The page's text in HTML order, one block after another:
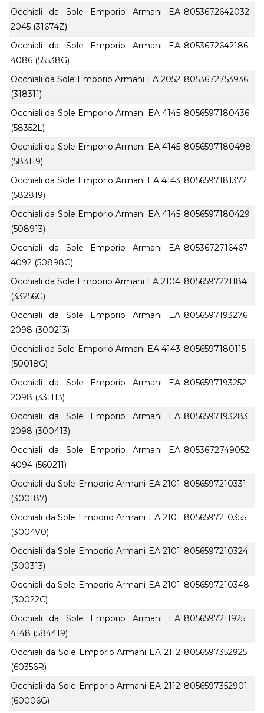
Occhiali da Sole Emporio Armani EA
2045 (31674Z)
8053672642032
Occhiali da Sole Emporio Armani EA
4086 (55538G)
8053672642186
Occhiali da Sole Emporio Armani EA 2052
(318311)
8053672753936
Occhiali da Sole Emporio Armani EA 4145
(58352L)
8056597180436
Occhiali da Sole Emporio Armani EA 4145
(583119)
8056597180498
Occhiali da Sole Emporio Armani EA 4143
(582819)
8056597181372
Occhiali da Sole Emporio Armani EA 4145
(508913)
8056597180429
Occhiali da Sole Emporio Armani EA
4092 (50898G)
8053672716467
Occhiali da Sole Emporio Armani EA 2104
(33256G)
8056597221184
Occhiali da Sole Emporio Armani EA
2098 (300213)
8056597193276
Occhiali da Sole Emporio Armani EA 4143
(50018G)
8056597180115
Occhiali da Sole Emporio Armani EA
2098 (331113)
8056597193252
Occhiali da Sole Emporio Armani EA
2098 (300413)
8056597193283
Occhiali da Sole Emporio Armani EA
4094 (560211)
8053672749052
Occhiali da Sole Emporio Armani EA 2101
(300187)
8056597210331
Occhiali da Sole Emporio Armani EA 2101
(3004V0)
8056597210355
Occhiali da Sole Emporio Armani EA 2101
(300313)
8056597210324
Occhiali da Sole Emporio Armani EA 2101
(30022C)
8056597210348
Occhiali da Sole Emporio Armani EA
4148 (584419)
8056597211925
Occhiali da Sole Emporio Armani EA 2112
(60356R)
8056597352925
Occhiali da Sole Emporio Armani EA 2112
(60006G)
8056597352901